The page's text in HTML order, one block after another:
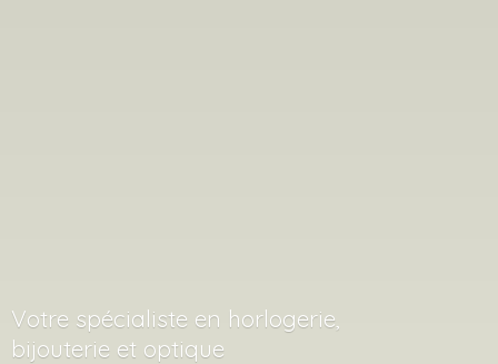
Votre spécialiste en horlogerie,
bijouterie et optique